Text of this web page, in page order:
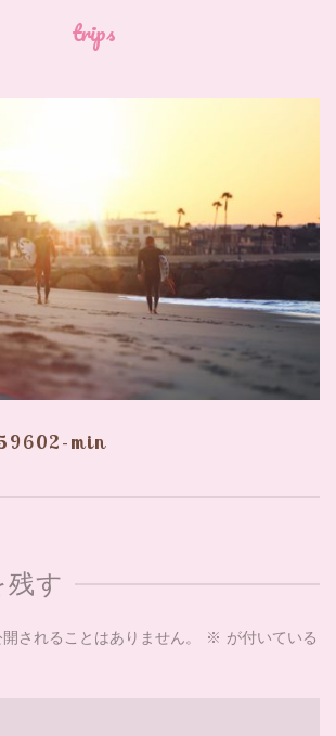
trips
min
す
されることはありません。 ※ が付いている